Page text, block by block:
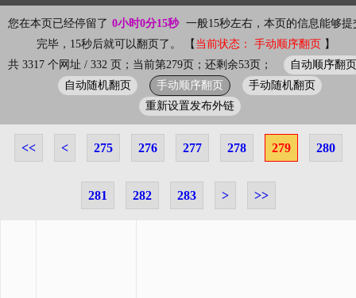
您在本页已经停留了 0小时0分15秒 一般15秒左右，本页的信息能够提
完毕，15秒后就可以翻页了。 【 当前状态： 手动顺序翻页 】
共 3317 个网址 / 332 页；当前第279页；还剩余53页；
自动顺序翻页
自动随机翻页
手动顺序翻页
手动随机翻页
重新设置发布外链
<< < 275 276 277 278 279 280
281 282 283 > >>